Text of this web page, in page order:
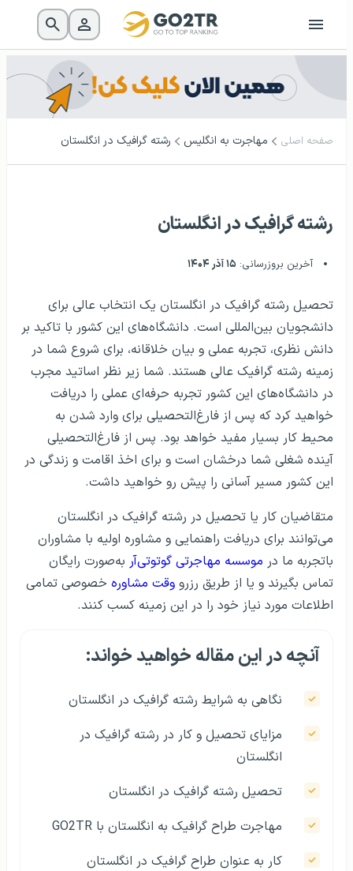
صفحه اصلی مهاجرت به انگلیس رشته گرافیک در انگلستان
رشته گرافیک در انگلستان
آخرین بروزرسانی: ۱۵ آذر ۱۴۰۴
تحصیل رشته گرافیک در انگلستان یک انتخاب عالی برای
دانشجویان بین‌المللی است. دانشگاه‌های این کشور با تاکید بر
دانش نظری، تجربه عملی و بیان خلاقانه، برای شروع شما در
زمینه رشته گرافیک عالی هستند. شما زیر نظر اساتید مجرب
در دانشگاه‌های این کشور تجربه حرفه‌ای عملی را دریافت
خواهید کرد که پس از فارغ‌التحصیلی برای وارد شدن به
محیط کار بسیار مفید خواهد بود. پس از فارغ‌التحصیلی
آینده شغلی شما درخشان است و برای اخذ اقامت و زندگی در
این کشور مسیر آسانی را پیش رو خواهید داشت.
متقاضیان کار یا تحصیل در رشته گرافیک در انگلستان
می‌توانند برای دریافت راهنمایی و مشاوره اولیه با مشاوران
باتجربه ما در موسسه مهاجرتی گوتوتی‌آر به‌صورت رایگان
تماس بگیرند و یا از طریق رزرو وقت مشاوره خصوصی تمامی
اطلاعات مورد نیاز خود را در این زمینه کسب کنند.
آنچه در این مقاله خواهید خواند:
نگاهی به شرایط رشته گرافیک در انگلستان
مزایای تحصیل و کار در رشته گرافیک در
انگلستان
تحصیل رشته گرافیک در انگلستان
مهاجرت طراح گرافیک به انگلستان با GO2TR
کار به عنوان طراح گرافیک در انگلستان